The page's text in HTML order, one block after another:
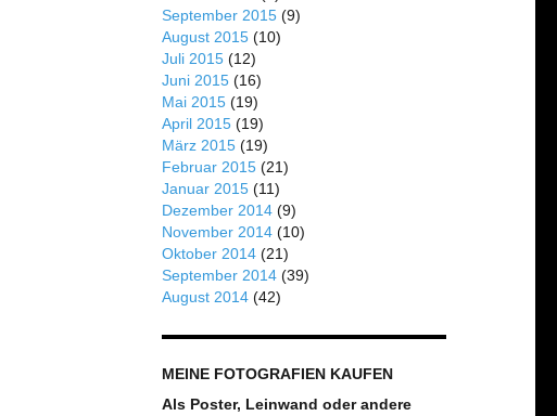
September 2015(9)
August 2015(10)
Juli 2015(12)
Juni 2015(16)
Mai 2015(19)
April 2015(19)
März 2015(19)
Februar 2015(21)
Januar 2015(11)
Dezember 2014(9)
November 2014(10)
Oktober 2014(21)
September 2014(39)
August 2014(42)
MEINE FOTOGRAFIEN KAUFEN
Als Poster, Leinwand oder andere